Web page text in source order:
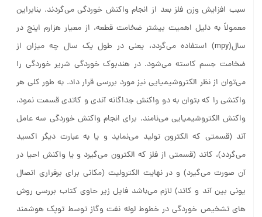
سبب افزایش وزن فلز بعد از انجام واکنش خوردگی می‌گردند. بنابراین
معمولاً به دلیل اهمیت بیشتر ضخامت قطعه، از معیار هزارم اینچ در
سال(mpy) استفاده می‌گردد، یعنی در طول یک سال چه میزان از
ضخامت جسم کاسته می‌شود. در هندبوک خوردگی شریر خوردگی را
می‌توان از نظر الکتروشیمیایی نیز مورد بررسی قرار داد. به طور کلی هر
واکنشی‌ را که بتوان به دو واکنش جداگانه آندی و کاتدی قسمت نمود،
واکنش الکتروشیمیایی می‌نامند. برای انجام واکنش خوردگی سه عامل
آند (قسمتی که الکترون تولید می‌نماید و یا به عبارت دیگر اکسید
می‌گردد)، کاتد (قسمتی از فلز که الکترون می‌گیرد و یا واکنش احیا در
آن صورت می‌گیرد) و در نهایت الکترولیت (مکانی برای برقراری اتصال
یونی بین آند و کاتد) لازم می‌باشد فایل زیر حاوی کتاب بررسی روش
های تشخیص خوردگی در خطوط لوله نفت وگاز توسط توپک هوشمند